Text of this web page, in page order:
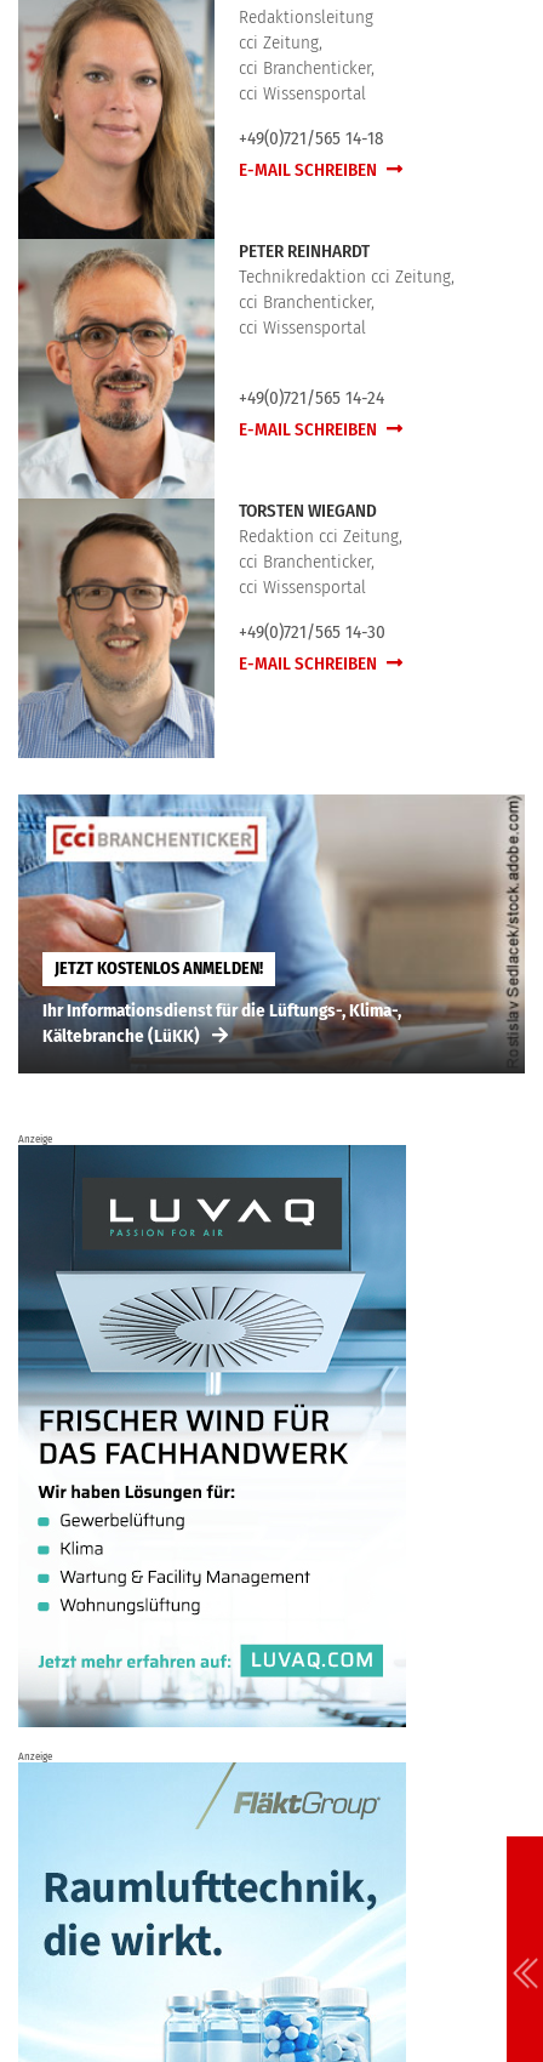
Redaktionsleitung
cci Zeitung,
cci Branchenticker,
cci Wissensportal
+49(0)721/565 14-18
E-MAIL SCHREIBEN
PETER REINHARDT
Technikredaktion cci Zeitung,
cci Branchenticker,
cci Wissensportal
+49(0)721/565 14-24
E-MAIL SCHREIBEN
TORSTEN WIEGAND
Redaktion cci Zeitung,
cci Branchenticker,
cci Wissensportal
+49(0)721/565 14-30
E-MAIL SCHREIBEN
JETZT KOSTENLOS ANMELDEN!
Ihr Informationsdienst für die Lüftungs-, Klima-,
Kältebranche (LüKK)
Anzeige
Anzeige